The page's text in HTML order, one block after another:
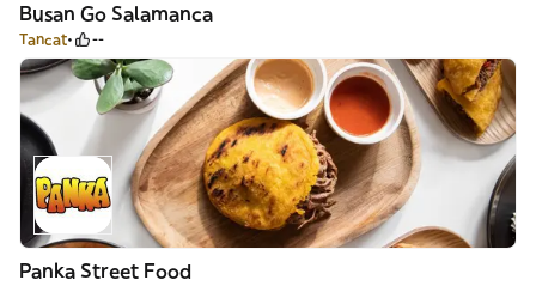
Busan Go Salamanca
Tancat --
Panka Street Food